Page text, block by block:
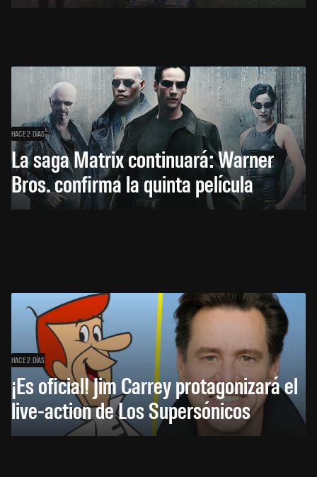
HACE 2 DÍAS
La saga Matrix continuará: Warner
Bros. confirma la quinta película
HACE 2 DÍAS
¡Es oficial! Jim Carrey protagonizará el
live-action de Los Supersónicos